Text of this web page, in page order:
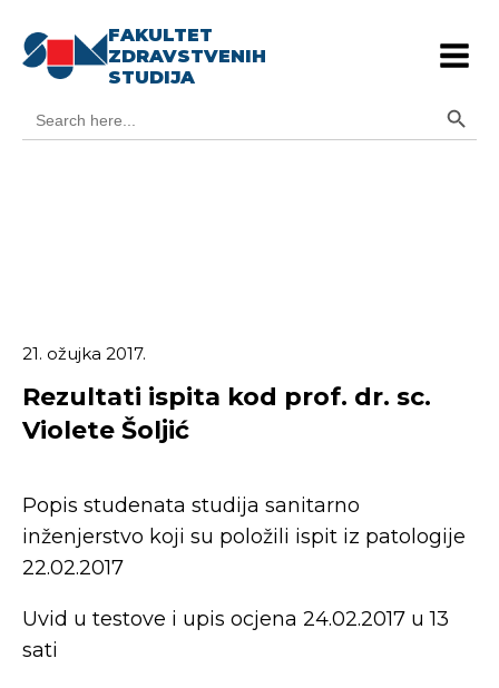
FAKULTET
ZDRAVSTVENIH
STUDIJA
for:
21. ožujka 2017.
Rezultati ispita kod prof. dr. sc.
Violete Šoljić
Popis studenata studija sanitarno
inženjerstvo koji su položili ispit iz patologije
22.02.2017
Uvid u testove i upis ocjena 24.02.2017 u 13
sati